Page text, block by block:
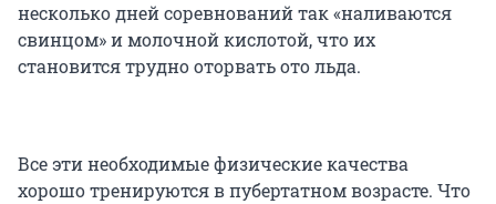
несколько дней соревнований так «наливаются
свинцом» и молочной кислотой, что их
становится трудно оторвать ото льда.
Все эти необходимые физические качества
хорошо тренируются в пубертатном возрасте. Что